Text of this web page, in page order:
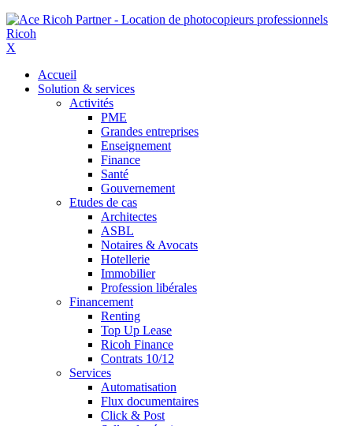
X
Accueil
Solution & services
Activités
PME
Grandes entreprises
Enseignement
Finance
Santé
Gouvernement
Etudes de cas
Architectes
ASBL
Notaires & Avocats
Hotellerie
Immobilier
Profession libérales
Financement
Renting
Top Up Lease
Ricoh Finance
Contrats 10/12
Services
Automatisation
Flux documentaires
Click & Post